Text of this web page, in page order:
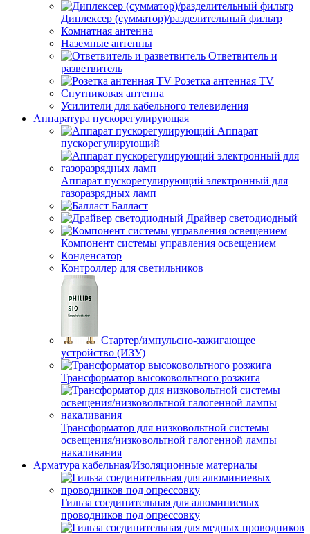
Диплексер (сумматор)/разделительный фильтр
Комнатная антенна
Наземные антенны
Ответвитель и
разветвитель
Розетка антенная TV
Спутниковая антенна
Усилители для кабельного телевидения
Аппаратура пускорегулирующая
Аппарат
пускорегулирующий
Аппарат пускорегулирующий электронный для
газоразрядных ламп
Балласт
Драйвер светодиодный
Компонент системы управления освещением
Конденсатор
Контроллер для светильников
Стартер/импульсно-зажигающее
устройство (ИЗУ)
Трансформатор высоковольтного розжига
Трансформатор для низковольтной системы
освещения/низковольтной галогенной лампы
накаливания
Арматура кабельная/Изоляционные материалы
Гильза соединительная для алюминиевых
проводников под опрессовку